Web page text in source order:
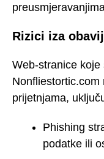
Rizici iza
Web-stranice
Nonfliestortic.com
prijetnjama,
Phishing
podatke ili